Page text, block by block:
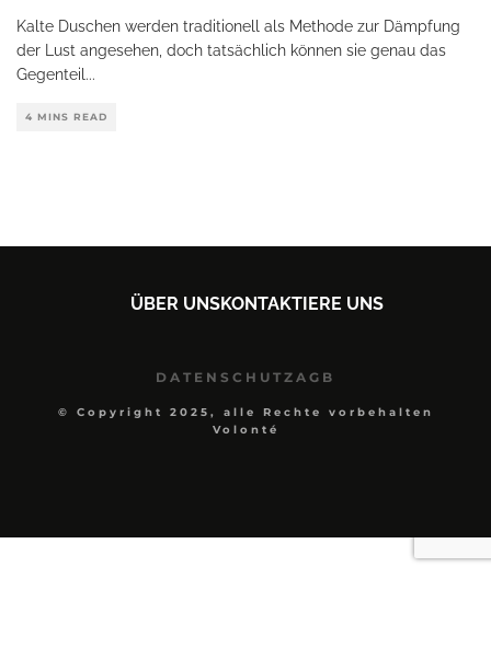
Kalte Duschen werden traditionell als Methode zur Dämpfung
der Lust angesehen, doch tatsächlich können sie genau das
Gegenteil ...
4 MINS READ
ÜBER UNSKONTAKTIERE UNS
DATENSCHUTZ AGB
© Copyright 2025, alle Rechte vorbehalten
Volonté